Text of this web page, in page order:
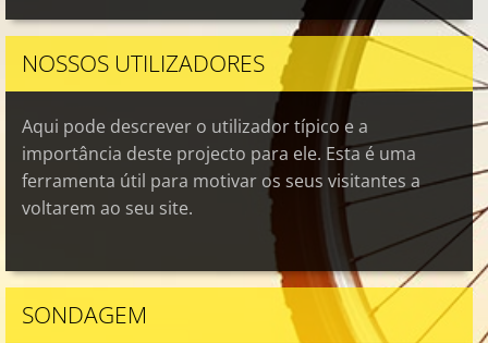
NOSSOS UTILIZADORES
Aqui pode descrever o utilizador típico e a
importância deste projecto para ele. Esta é uma
ferramenta útil para motivar os seus visitantes a
voltarem ao seu site.
SONDAGEM